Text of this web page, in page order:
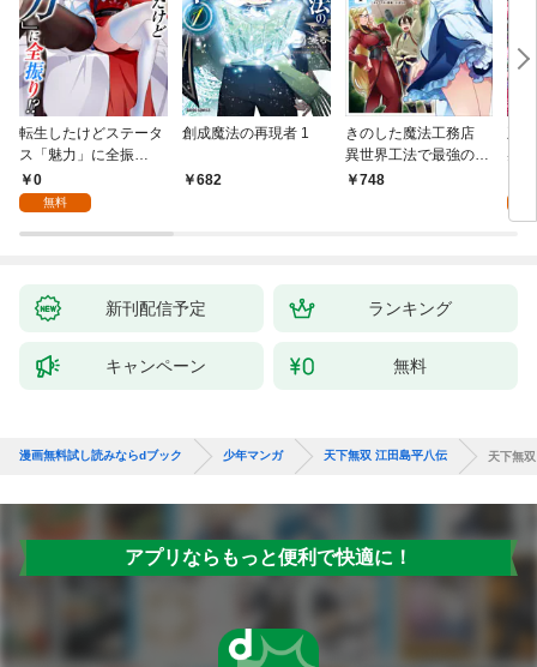
転生したけどステータ
ス「魅力」に全振
り！？(1)
0
無料
創成魔法の再現者 1
682
きのした魔法工務店
異世界工法で最強の家
づくりを（コミック）
748
兆
る
新刊配信予定 ランキング
キャンペーン 無料
漫画無料試し読みならdブック 少年マンガ 天下無双 江田島平八伝 天下無
アプリならもっと便利で快適に！